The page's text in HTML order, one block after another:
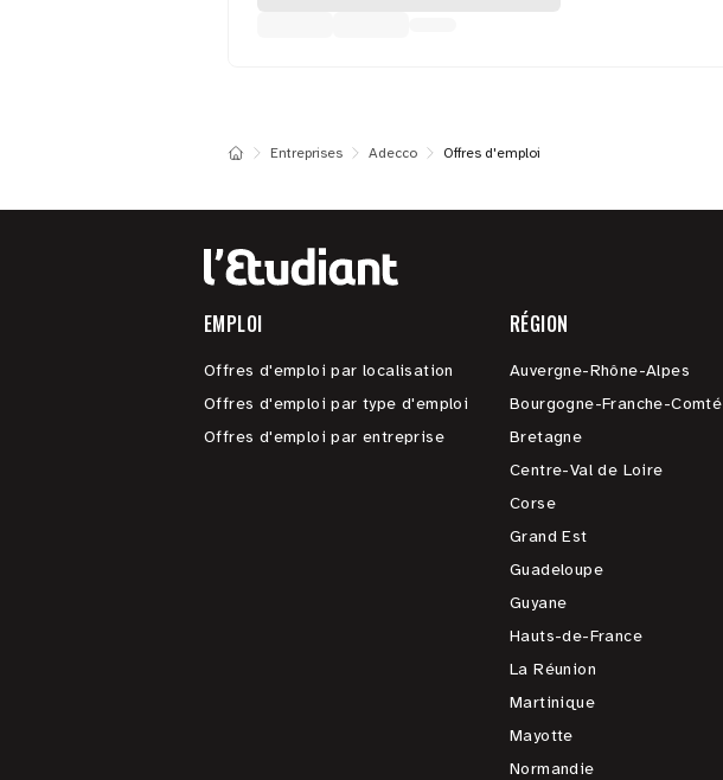
Entreprises Adecco Offres d'emploi
EMPLOI
Offres d'emploi par localisation
Offres d'emploi par type d'emploi
Offres d'emploi par entreprise
RÉGION
Auvergne-Rhône-Alpes
Bourgogne-Franche-Comté
Bretagne
Centre-Val de Loire
Corse
Grand Est
Guadeloupe
Guyane
Hauts-de-France
La Réunion
Martinique
Mayotte
Normandie